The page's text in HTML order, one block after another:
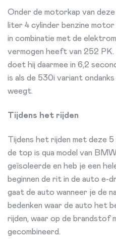
Onder de motorkap van
liter 4 cylinder benzine
in combinatie met de
vermogen heeft van 252 PK.
doet hij daarmee in 6,2
is als de 530i variant
weegt.
Tijdens het rijden
Tijdens het rijden met deze
de top is qua model van
geïsoleerde en heb je een
beginnen de rit in de auto e-
gaat de auto wanneer je de
bedenken waar de auto het
rijden, waar op de brandstof
gecombineerd.